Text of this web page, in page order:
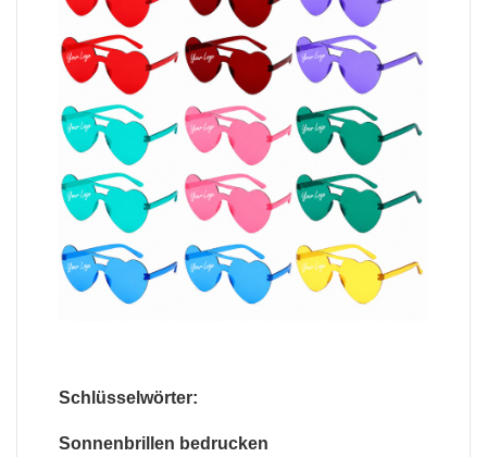
Schlüsselwörter:
Sonnenbrillen bedrucken